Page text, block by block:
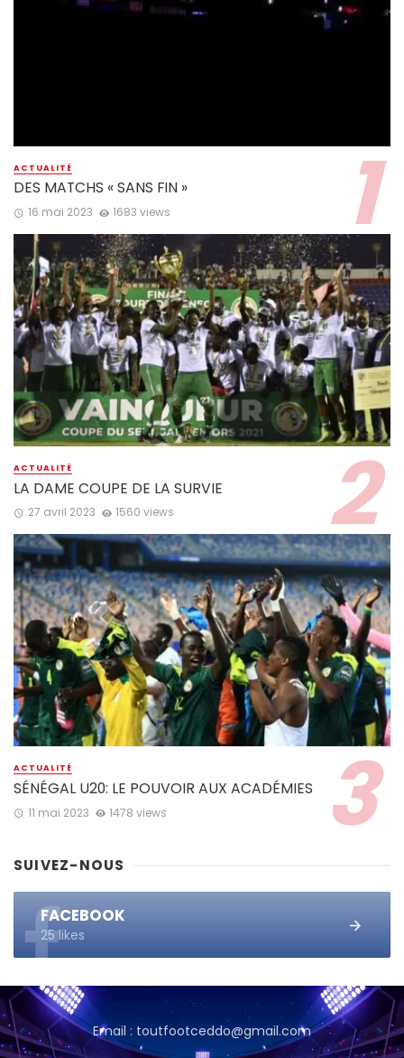
ACTUALITÉ
DES MATCHS « SANS FIN »
16 mai 2023 1683 views
ACTUALITÉ
LA DAME COUPE DE LA SURVIE
27 avril 2023 1560 views
ACTUALITÉ
SÉNÉGAL U20: LE POUVOIR AUX ACADÉMIES
11 mai 2023 1478 views
SUIVEZ-NOUS
FACEBOOK
25 likes
Email : toutfootceddo@gmail.com